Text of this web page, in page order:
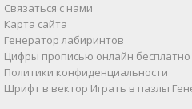
Связаться с нами
Карта сайта
Генератор лабиринтов
Цифры прописью онлайн бесплатно
Политики конфиденциальности
Шрифт в вектор Играть в пазлы